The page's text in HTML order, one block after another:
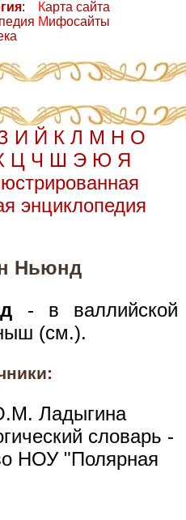
:
Карта сайта
Мифосайты
И Й К Л М Н О
Ц Ч Ш Э Ю Я
энциклопедия
Ньюнд
- в валлийской
(см.).
Ладыгина
словарь -
НОУ "Полярная